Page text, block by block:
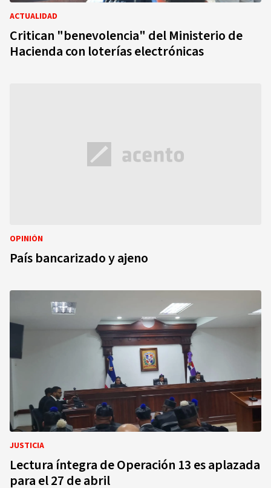
ACTUALIDAD
Critican "benevolencia" del Ministerio de
Hacienda con loterías electrónicas
OPINIÓN
País bancarizado y ajeno
JUSTICIA
Lectura íntegra de Operación 13 es aplazada
para el 27 de abril